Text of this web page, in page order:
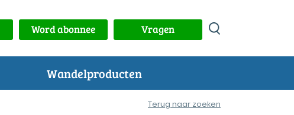
Word abonnee Vragen
Wandelproducten
Terug naar zoeken